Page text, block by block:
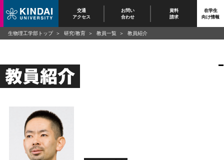
交通
アクセス
お問い
合わせ
資料
請求
在学生
向け情報
教員紹介
生物理工学部トップ 研究/教育 教員一覧 教員紹介